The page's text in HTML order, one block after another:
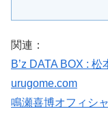
関連：
B’z DATA BOX :
urugome.com
鳴瀬喜博オフィシ